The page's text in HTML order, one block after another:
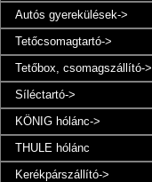
Autós gyerekülések->
Tetőcsomagtartó->
Tetőbox, csomagszállító->
Síléctartó->
KÖNIG hólánc->
THULE hólánc
Kerékpárszállító->